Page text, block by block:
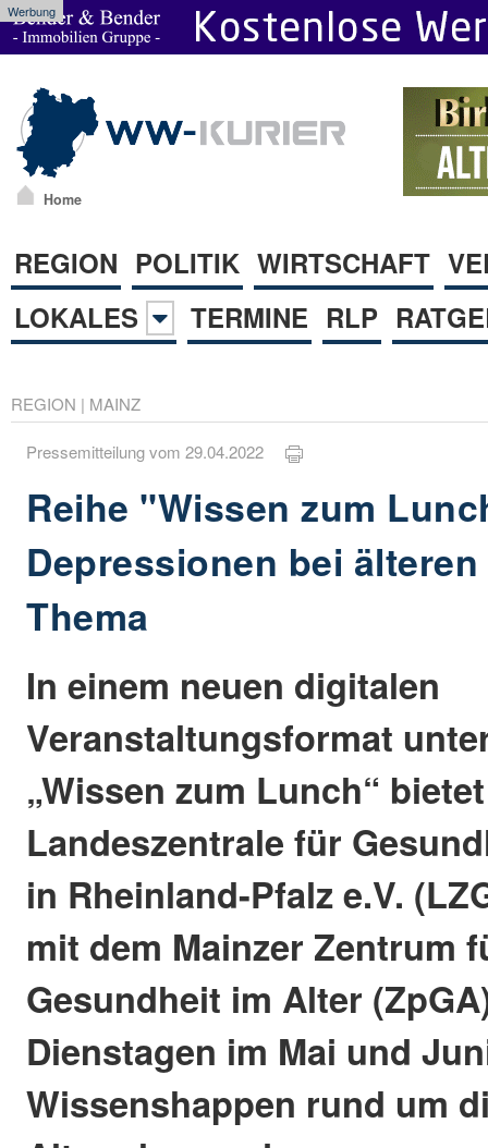
Werbung
Home
REGION POLITIK WIRTSCHAFT
LOKALES
TERMINE RLP
REGION | MAINZ
Pressemitteilung vom 29.04.2022
Reihe "Wissen zum
Depressionen bei
Thema
In einem neuen digitalen
Veranstaltungsformat
„Wissen zum Lunch“
Landeszentrale für
in Rheinland-Pfalz e.V.
mit dem Mainzer Zentrum
Gesundheit im Alter
Dienstagen im Mai und
Wissenshappen rund um